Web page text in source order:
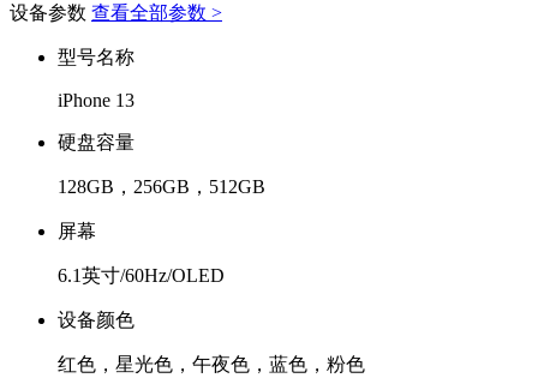
设备参数 查看全部参数 >
型号名称
iPhone 13
硬盘容量
128GB，256GB，512GB
屏幕
6.1英寸/60Hz/OLED
设备颜色
红色，星光色，午夜色，蓝色，粉色